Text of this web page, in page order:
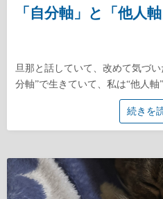
「自分軸」と「他人軸
旦那と話していて、改めて気づ
分軸”で生きていて、私は“他人
続きを